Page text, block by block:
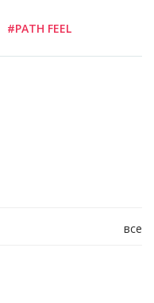
#PATH FEEL
все